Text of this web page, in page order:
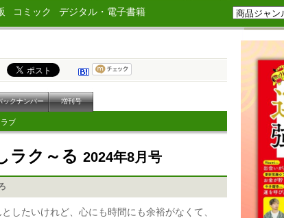
コミック デジタル・電子書籍
ックナンバー 増刊号
ブ
ラク～る 2024年8月号
したいけれど、心にも時間にも余裕がなくて、